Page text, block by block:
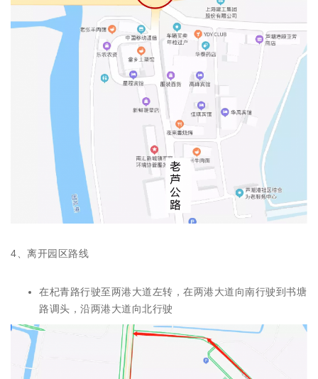
4、离开园区路线
在杞青路行驶至两港大道左转，在两港大道向南行驶到书塘
路调头，沿两港大道向北行驶